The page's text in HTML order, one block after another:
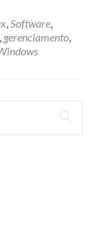
e
Software
gerenciamento